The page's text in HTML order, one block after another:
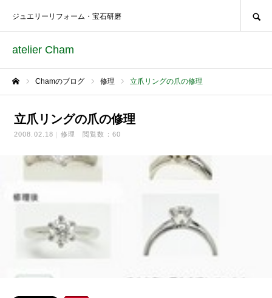
atelier Cham
ジュエリーリフォーム・宝石研磨
Chamのブログ 修理 立爪リングの爪の修理
立爪リングの爪の修理
2008.02.18 修理 閲覧数：60